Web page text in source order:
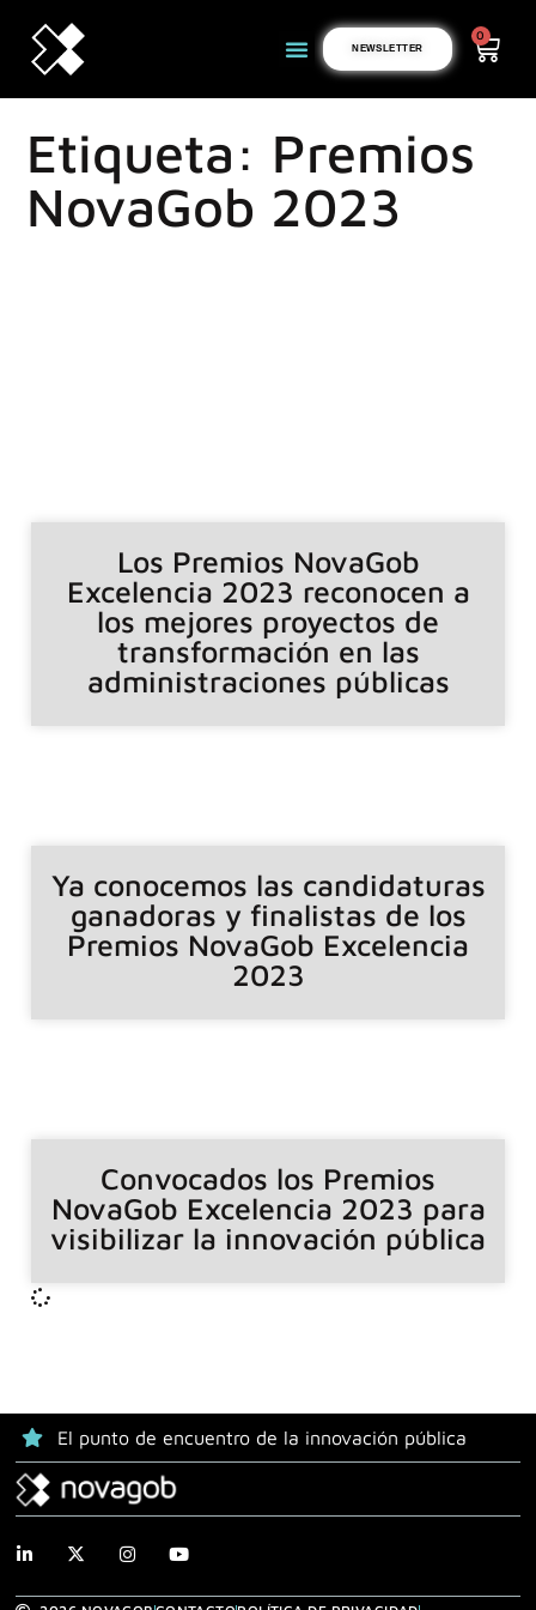
NEWSLETTER
0
Etiqueta: Premios
NovaGob 2023
Los Premios NovaGob
Excelencia 2023 reconocen a
los mejores proyectos de
transformación en las
administraciones públicas
Ya conocemos las candidaturas
ganadoras y finalistas de los
Premios NovaGob Excelencia
2023
Convocados los Premios
NovaGob Excelencia 2023 para
visibilizar la innovación pública
El punto de encuentro de la innovación pública